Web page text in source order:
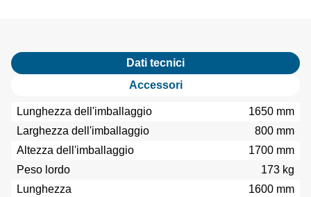
Dati tecnici
Accessori
Lunghezza dell'imballaggio
1650 mm
Larghezza dell'imballaggio
800 mm
Altezza dell'imballaggio
1700 mm
Peso lordo
173 kg
Lunghezza
1600 mm